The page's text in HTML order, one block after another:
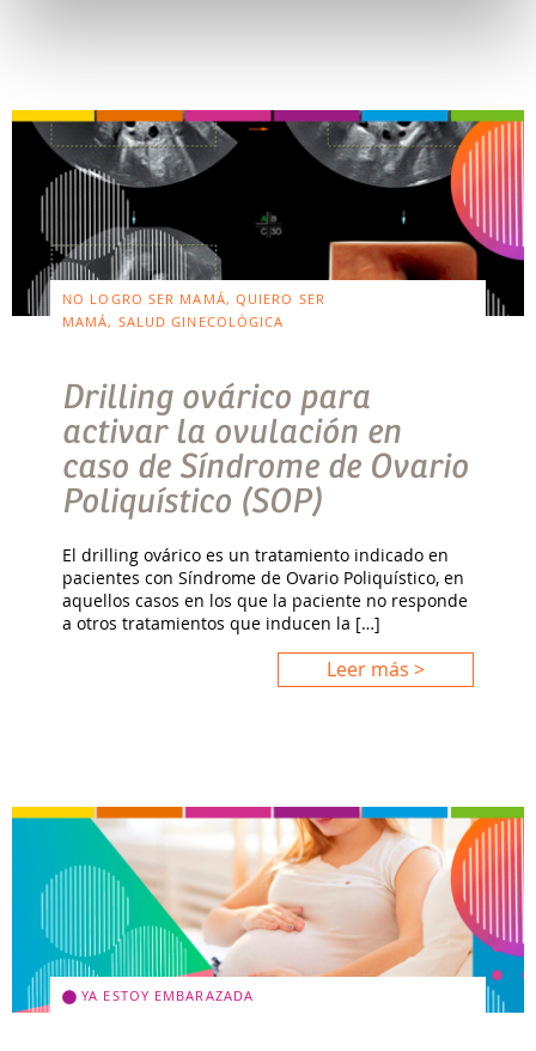
NO LOGRO SER MAMÁ, QUIERO SER
MAMÁ, SALUD GINECOLÓGICA
Drilling ovárico para
activar la ovulación en
caso de Síndrome de Ovario
Poliquístico (SOP)
El drilling ovárico es un tratamiento indicado en
pacientes con Síndrome de Ovario Poliquístico, en
aquellos casos en los que la paciente no responde
a otros tratamientos que inducen la […]
Leer más >
YA ESTOY EMBARAZADA